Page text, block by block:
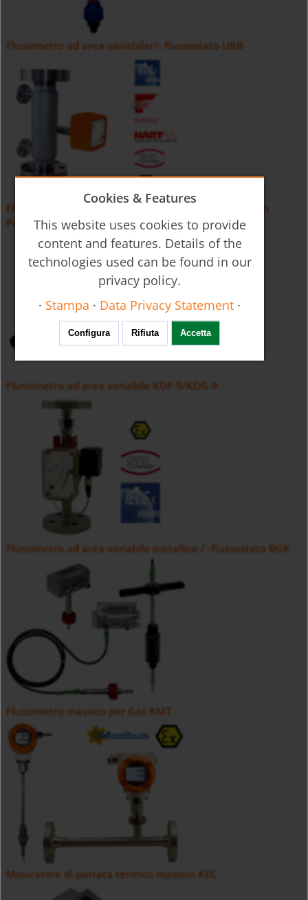
Flussimetro ad area variabiler/- flussostato URB
Flussimetro ad area variabile / -flussostato BGN-High
Pressure
Flussimetro ad area variabile KDF-9/KDG-9
Flussimetro ad area variabile metallico / -flussostato BGK
Flussimetro massico per Gas KMT
Misuratore di portata termico massico KEC
Cookies & Features
This website uses cookies to provide
content and features. Details of the
technologies used can be found in our
privacy policy.
· Stampa · Data Privacy Statement ·
Configura Rifiuta Accetta